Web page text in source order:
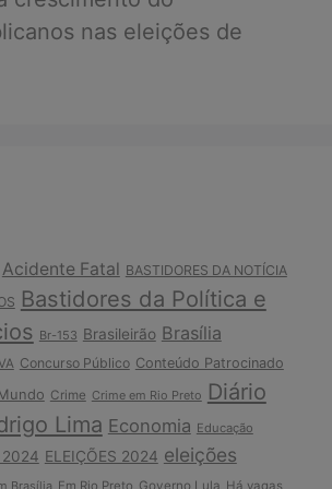
nas eleições de
Acidente Fatal BASTIDORES DA NOTÍCIA
Bastidores da Política e
Br-153 Brasileirão Brasília
Concurso Público Conteúdo Patrocinado
Crime Crime em Rio Preto Diário
Lima Economia Educação
2024 ELEIÇÕES 2024 eleições
Brasília Em Rio Preto Governo Lula Há vagas